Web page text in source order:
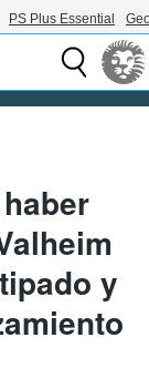
PS Plus Essential
y